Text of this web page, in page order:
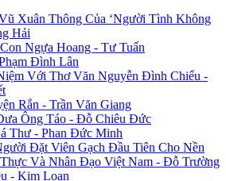
Xuân Thông Của ‘Người Tình Không
Hải
Ngựa Hoang - Tư Tuấn
Đình Lân
Với Thơ Văn Nguyễn Đình Chiểu -
Rắn - Trần Văn Giang
Ông Táo - Đỗ Chiêu Đức
Thư - Phan Đức Minh
Đặt Viên Gạch Đầu Tiên Cho Nền
Và Nhân Đạo Việt Nam - Đỗ Trường
- Kim Loan